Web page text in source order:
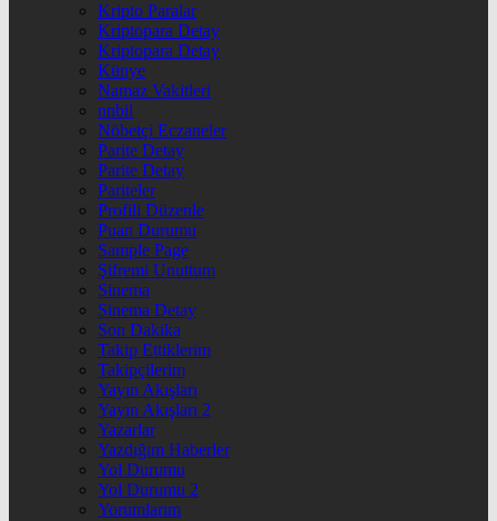
Kripto Paralar
Kriptopara Detay
Kriptopara Detay
Künye
Namaz Vakitleri
nnbil
Nöbetçi Eczaneler
Parite Detay
Parite Detay
Pariteler
Profili Düzenle
Puan Durumu
Sample Page
Şifremi Unuttum
Sinema
Sinema Detay
Son Dakika
Takip Ettiklerim
Takipçilerim
Yayın Akışları
Yayın Akışları 2
Yazarlar
Yazdığım Haberler
Yol Durumu
Yol Durumu 2
Yorumlarım